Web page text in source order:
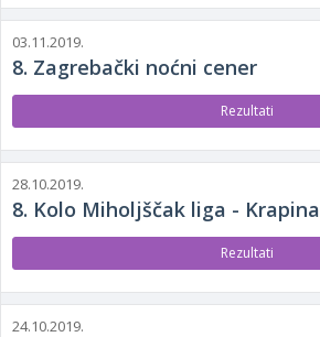
03.11.2019.
8. Zagrebački noćni cener
Rezultati
28.10.2019.
8. Kolo Miholjščak liga - Krapina
Rezultati
24.10.2019.